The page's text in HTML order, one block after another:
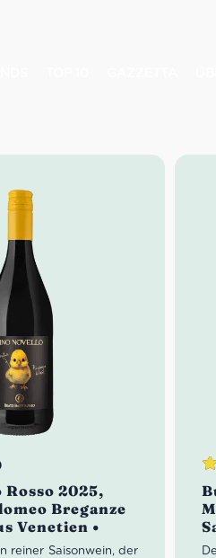
Rosso 2025,
Breganze
Venetien •
reiner Saisonwein, der